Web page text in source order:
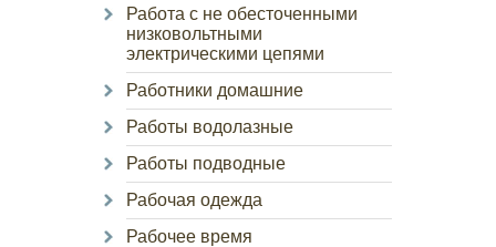
Работа с не обесточенными
низковольтными
электрическими цепями
Работники домашние
Работы водолазные
Работы подводные
Рабочая одежда
Рабочее время